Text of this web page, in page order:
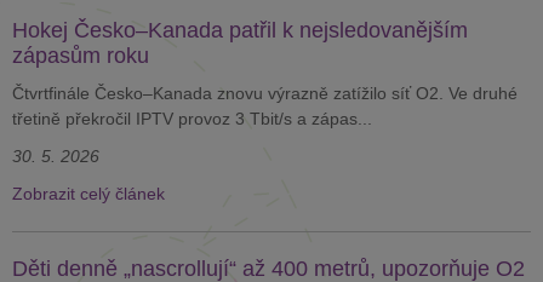
Hokej Česko–Kanada patřil k nejsledovanějším
zápasům roku
Čtvrtfinále Česko–Kanada znovu výrazně zatížilo síť O2. Ve druhé
třetině překročil IPTV provoz 3 Tbit/s a zápas...
30. 5. 2026
Zobrazit celý článek
Děti denně „nascrollují“ až 400 metrů, upozorňuje O2